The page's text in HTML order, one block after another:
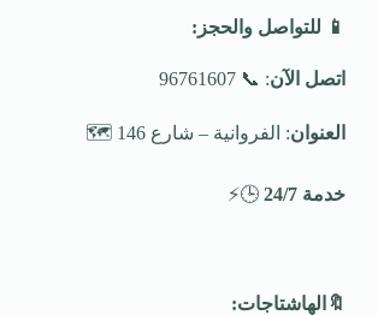
📱 للتواصل والحجز :
اتصل الآن: 📞 96761607
العنوان: الفروانية – شارع 146 🗺️
خدمة 24/7 🕒⚡
🔖 الهاشتاجات: